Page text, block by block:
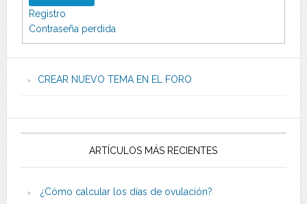
Registro
Contraseña perdida
CREAR NUEVO TEMA EN EL FORO
ARTÍCULOS MÁS RECIENTES
¿Cómo calcular los días de ovulación?